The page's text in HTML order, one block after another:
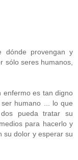
dónde provengan y
sólo seres humanos,
enfermo es tan digno
humano ... lo que
pueda tratar su
para hacerlo y
su dolor y esperar su